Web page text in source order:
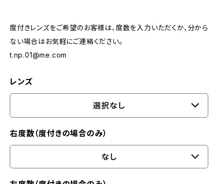
度付きレンズをご希望のお客様は、度数を入力いただくか、分から
ない場合はお気軽にご連絡ください。
t.np.01@me.com
レンズ
選択なし
右度数（度付きの場合のみ）
なし